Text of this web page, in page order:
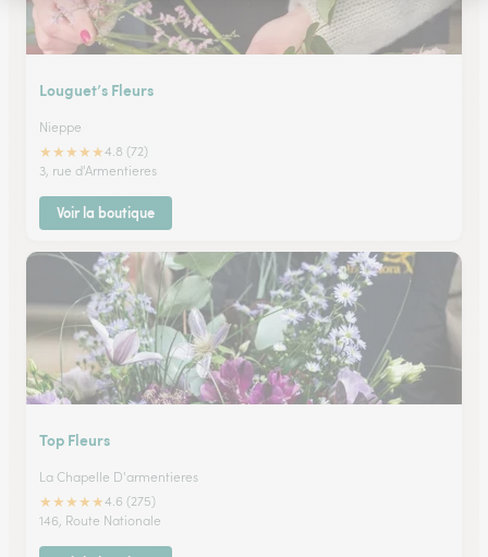
Louguet’s Fleurs
Nieppe
★★★★★4.8 (72)
3, rue d'Armentieres
Voir la boutique
Top Fleurs
La Chapelle D'armentieres
★★★★★4.6 (275)
146, Route Nationale